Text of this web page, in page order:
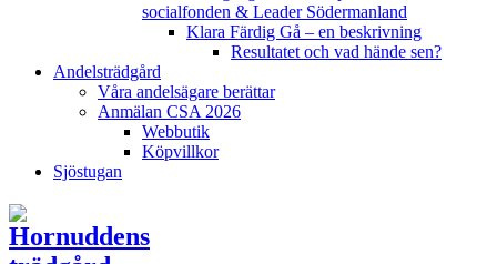
socialfonden & Leader Södermanland
Klara Färdig Gå – en beskrivning
Resultatet och vad hände sen?
Andelsträdgård
Våra andelsägare berättar
Anmälan CSA 2026
Webbutik
Köpvillkor
Sjöstugan